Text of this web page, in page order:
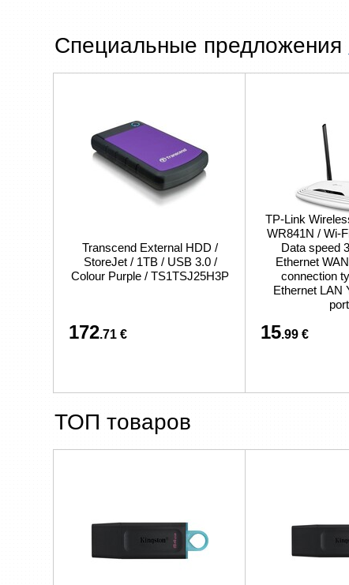
Специальные предложения
Transcend External HDD /
StoreJet / 1TB / USB 3.0 /
Colour Purple / TS1TSJ25H3P
172.71 €
TP-Link
WR841N / Wi-
Data speed
Ethernet
connection
Ethernet LAN
15.99 €
ТОП товаров